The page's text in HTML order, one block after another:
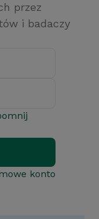
przez
i badaczy
konto